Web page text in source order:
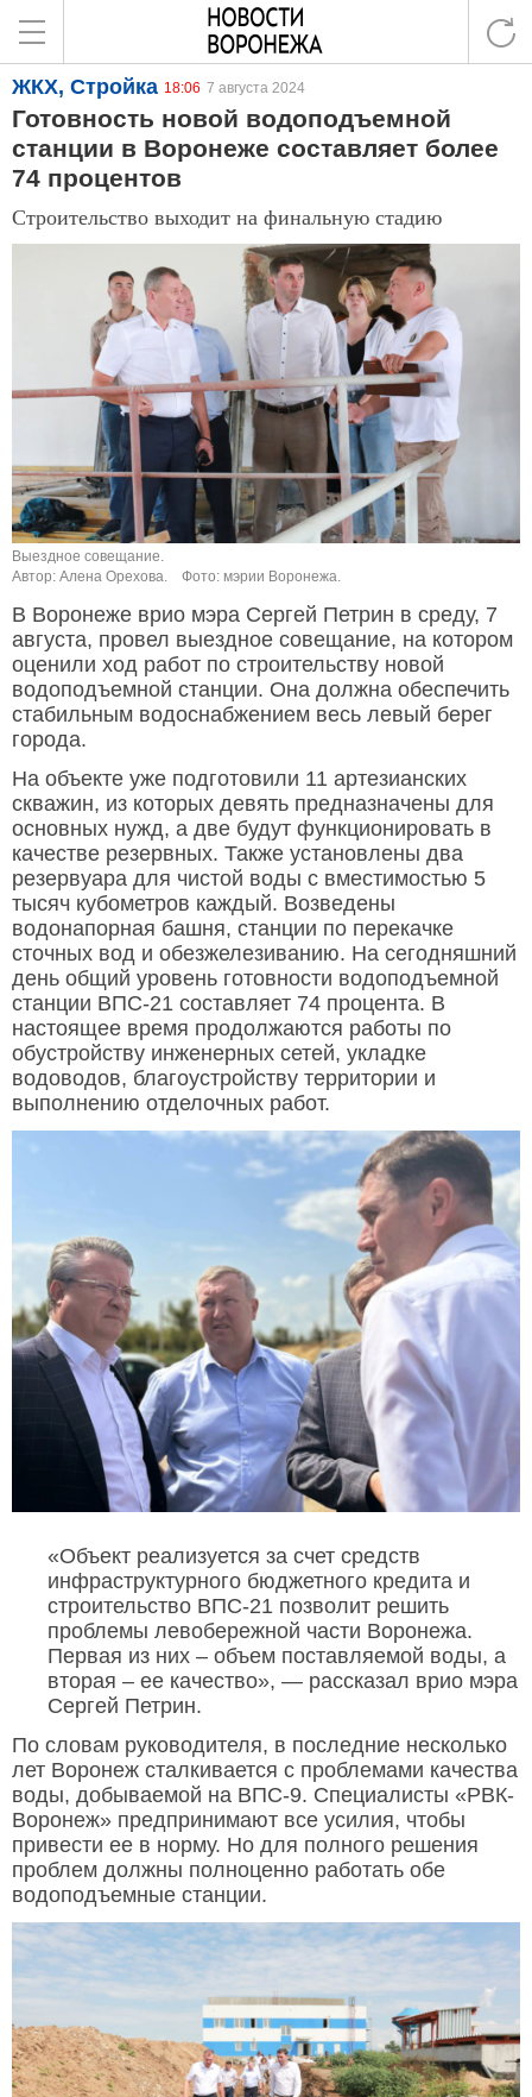
ЖКХ, Стройка 18:06 7 августа 2024
Готовность новой водоподъемной
станции в Воронеже составляет более
74 процентов
Строительство выходит на финальную стадию
Выездное совещание.
Автор: Алена Орехова.
Фото: мэрии Воронежа.
В Воронеже врио мэра Сергей Петрин в среду, 7
августа, провел выездное совещание, на котором
оценили ход работ по строительству новой
водоподъемной станции. Она должна обеспечить
стабильным водоснабжением весь левый берег
города.
На объекте уже подготовили 11 артезианских
скважин, из которых девять предназначены для
основных нужд, а две будут функционировать в
качестве резервных. Также установлены два
резервуара для чистой воды с вместимостью 5
тысяч кубометров каждый. Возведены
водонапорная башня, станции по перекачке
сточных вод и обезжелезиванию. На сегодняшний
день общий уровень готовности водоподъемной
станции ВПС-21 составляет 74 процента. В
настоящее время продолжаются работы по
обустройству инженерных сетей, укладке
водоводов, благоустройству территории и
выполнению отделочных работ.
«Объект реализуется за счет средств
инфраструктурного бюджетного кредита и
строительство ВПС-21 позволит решить
проблемы левобережной части Воронежа.
Первая из них – объем поставляемой воды, а
вторая – ее качество», — рассказал врио мэра
Сергей Петрин.
По словам руководителя, в последние несколько
лет Воронеж сталкивается с проблемами качества
воды, добываемой на ВПС-9. Специалисты «РВК-
Воронеж» предпринимают все усилия, чтобы
привести ее в норму. Но для полного решения
проблем должны полноценно работать обе
водоподъемные станции.